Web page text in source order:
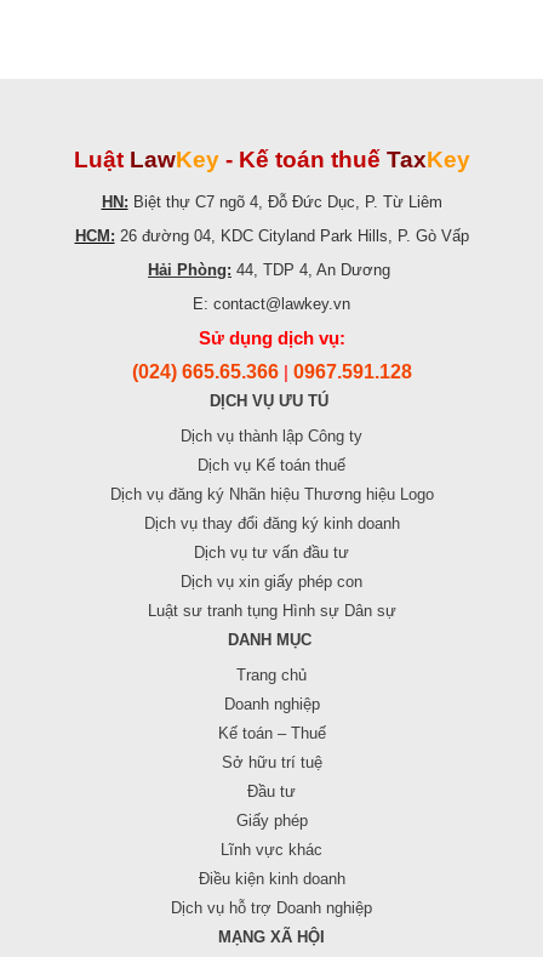
Luật LawKey - Kế toán thuế TaxKey
HN: Biệt thự C7 ngõ 4, Đỗ Đức Dục, P. Từ Liêm
HCM: 26 đường 04, KDC Cityland Park Hills, P. Gò Vấp
Hải Phòng: 44, TDP 4, An Dương
E: contact@lawkey.vn
Sử dụng dịch vụ:
(024) 665.65.366 0967.591.128
DỊCH VỤ ƯU TÚ
Dịch vụ thành lập Công ty
Dịch vụ Kế toán thuế
Dịch vụ đăng ký Nhãn hiệu Thương hiệu Logo
Dịch vụ thay đổi đăng ký kinh doanh
Dịch vụ tư vấn đầu tư
Dịch vụ xin giấy phép con
Luật sư tranh tụng Hình sự Dân sự
DANH MỤC
Trang chủ
Doanh nghiệp
Kế toán – Thuế
Sở hữu trí tuệ
Đầu tư
Giấy phép
Lĩnh vực khác
Điều kiện kinh doanh
Dịch vụ hỗ trợ Doanh nghiệp
MẠNG XÃ HỘI